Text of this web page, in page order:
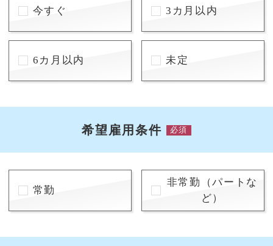
今すぐ 3カ月以内
6カ月以内 未定
希望雇用条件 必須
常勤
非常勤（パートな
ど）